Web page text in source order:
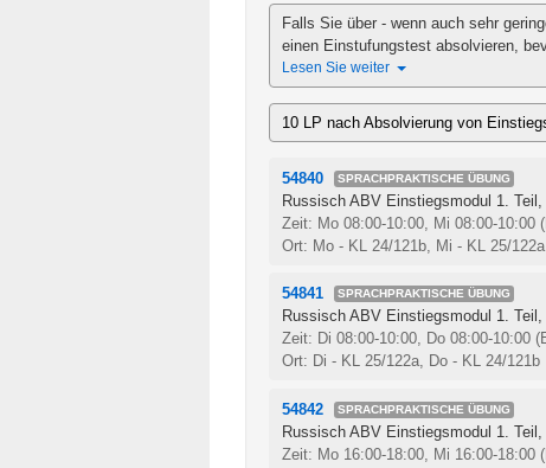
Falls Sie über - wenn auch sehr
einen Einstufungstest absolvieren,
Lesen Sie weiter
10 LP nach Absolvierung von
54840 SPRACHPRAKTISCHE ÜBUNG
Russisch ABV Einstiegsmodul 1. Teil,
Zeit: Mo 08:00-10:00, Mi 08:00-10:00
Ort: Mo - KL 24/121b, Mi - KL 25/122a
54841 SPRACHPRAKTISCHE ÜBUNG
Russisch ABV Einstiegsmodul 1. Teil,
Zeit: Di 08:00-10:00, Do 08:00-10:00
Ort: Di - KL 25/122a, Do - KL 24/121b
54842 SPRACHPRAKTISCHE ÜBUNG
Russisch ABV Einstiegsmodul 1. Teil,
Zeit: Mo 16:00-18:00, Mi 16:00-18:00